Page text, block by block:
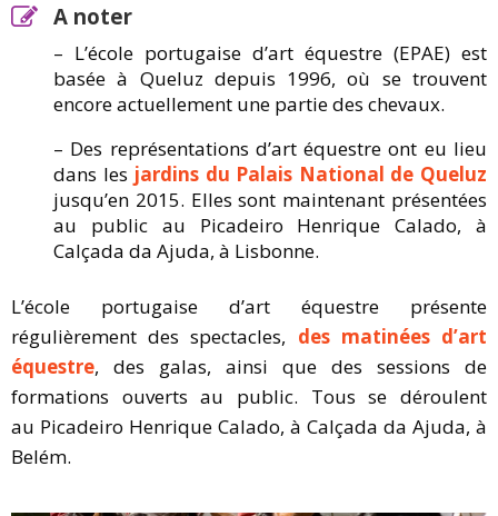
A noter
– L’école portugaise d’art équestre (EPAE) est
basée à Queluz depuis 1996, où se trouvent
encore actuellement une partie des chevaux.
– Des représentations d’art équestre ont eu lieu
dans les jardins du Palais National de Queluz
jusqu’en 2015. Elles sont maintenant présentées
au public au Picadeiro Henrique Calado, à
Calçada da Ajuda, à Lisbonne.
L’école portugaise d’art équestre présente
régulièrement des spectacles, des matinées d’art
équestre, des galas, ainsi que des sessions de
formations ouverts au public. Tous se déroulent
au Picadeiro Henrique Calado, à Calçada da Ajuda, à
Belém.